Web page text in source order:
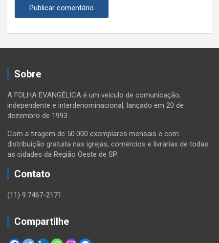
Sobre
A FOLHA EVANGÉLICA é um veículo de comunicação,
independente e interdenominacional, lançado em 20 de
dezembro de 1993.
Com a tiragem de 50.000 exemplares mensais e com
distribuição gratuita nas igrejas, comércios e livrarias de todas
as cidades da Região Oeste de SP.
Contato
(11) 9.7467-2171
Compartilhe